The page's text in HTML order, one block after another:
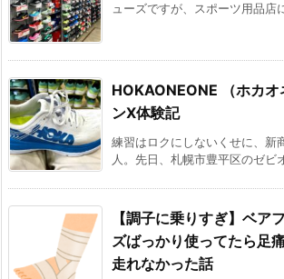
ューズですが、スポーツ用品店
HOKAONEONE （ホカ
ンX体験記
練習はロクにしないくせに、新
人。先日、札幌市豊平区のゼビ
【調子に乗りすぎ】ベア
ズばっかり使ってたら足
走れなかった話